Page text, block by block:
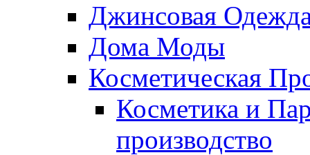
Джинсовая
Дома Моды
Косметическая
Косметика и
производство